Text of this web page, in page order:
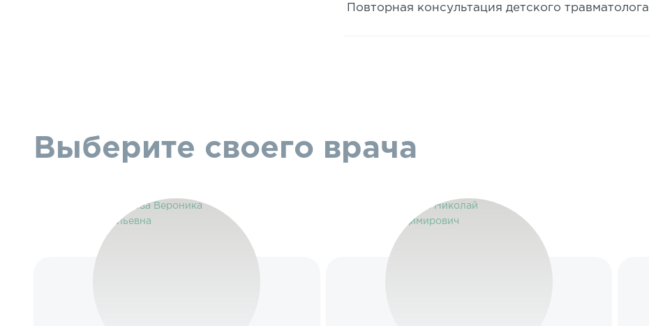
Повторная консультация детского травматолога
Выберите своего врача